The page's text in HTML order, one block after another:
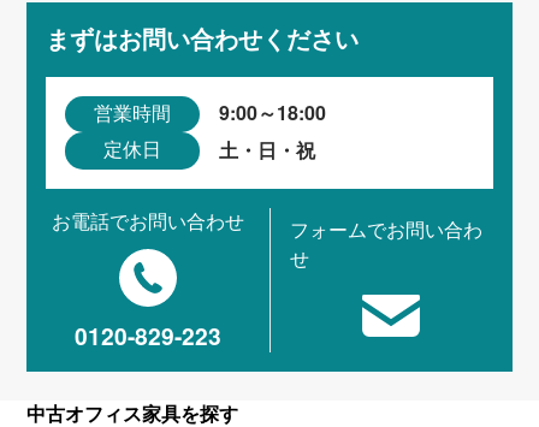
まずはお問い合わせください
営業時間 9:00～18:00
定休日 土・日・祝
お電話でお問い合わせ
0120-829-223
フォームでお問い合わ
せ
中古オフィス家具を探す